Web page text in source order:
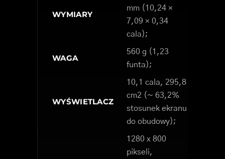
WYMIARY
mm (10,24 ×
7,09 × 0,34
cala);
WAGA
560 g (1,23
funta);
WYŚWIETLACZ
10,1 cala, 295,8
cm2 (~ 63,2%
stosunek ekranu
do obudowy);
1280 x 800
pikseli,